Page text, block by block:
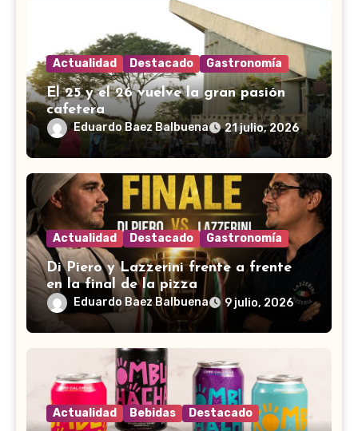
Actualidad Destacado Gastronomía
El 25 y el 26 vuelve la gran pasión
cafetera
Eduardo Baez Balbuena 21 julio, 2026
Actualidad Destacado Gastronomía
Di Piero y Lazzerini frente a frente
en la final de la pizza
Eduardo Baez Balbuena 9 julio, 2026
Actualidad Bebidas Destacado